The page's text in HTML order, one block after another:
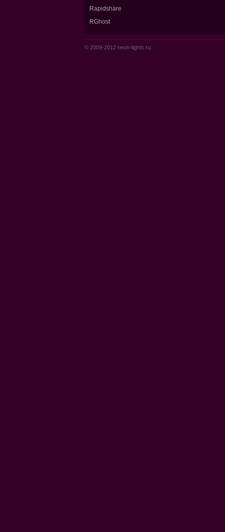
Rapidshare
RGhost
© 2009-2012 neon-lights.ru.